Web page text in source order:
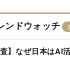
ンドウォッチ
】なぜ日本はAI